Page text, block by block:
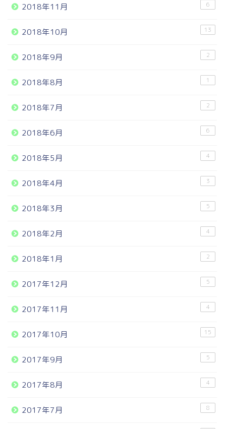
2018年11月 6
2018年10月 13
2018年9月 2
2018年8月 1
2018年7月 2
2018年6月 6
2018年5月 4
2018年4月 3
2018年3月 5
2018年2月 4
2018年1月 2
2017年12月 5
2017年11月 4
2017年10月 15
2017年9月 5
2017年8月 4
2017年7月 8